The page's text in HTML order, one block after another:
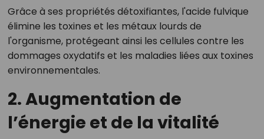
Grâce à ses propriétés détoxifiantes, l'acide fulvique
élimine les toxines et les métaux lourds de
l'organisme, protégeant ainsi les cellules contre les
dommages oxydatifs et les maladies liées aux toxines
environnementales.
2. Augmentation de
l’énergie et de la vitalité